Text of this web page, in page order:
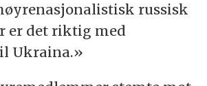
russisk
er det riktig med
Ukraina.»